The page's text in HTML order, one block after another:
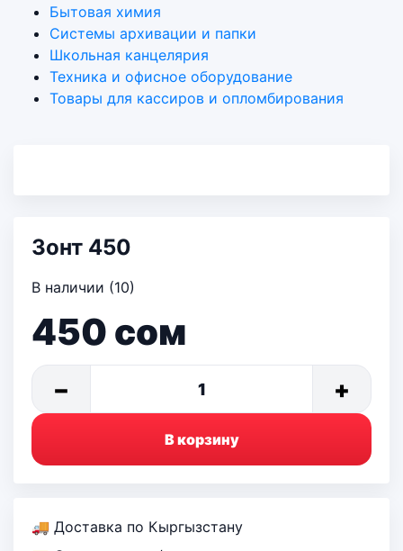
Бытовая химия
Системы архивации и папки
Школьная канцелярия
Техника и офисное оборудование
Товары для кассиров и опломбирования
Зонт 450
В наличии (10)
450 сом
− 1 +
В корзину
🚚 Доставка по Кыргызстану